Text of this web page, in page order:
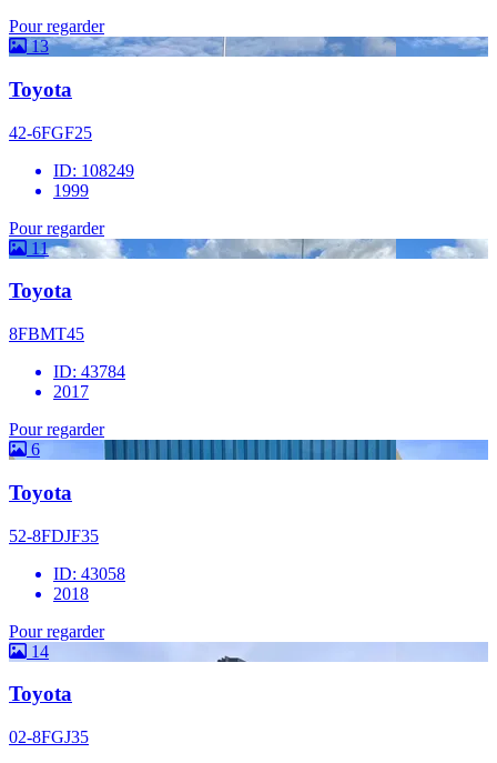
Pour regarder
13
Toyota
42-6FGF25
ID: 108249
1999
Pour regarder
11
Toyota
8FBMT45
ID: 43784
2017
Pour regarder
6
Toyota
52-8FDJF35
ID: 43058
2018
Pour regarder
14
Toyota
02-8FGJ35